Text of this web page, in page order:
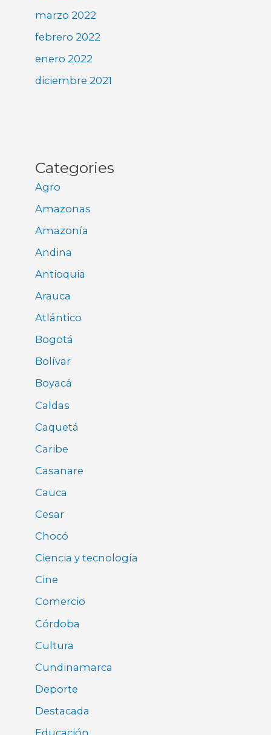
marzo 2022
febrero 2022
enero 2022
diciembre 2021
Categories
Agro
Amazonas
Amazonía
Andina
Antioquia
Arauca
Atlántico
Bogotá
Bolívar
Boyacá
Caldas
Caquetá
Caribe
Casanare
Cauca
Cesar
Chocó
Ciencia y tecnología
Cine
Comercio
Córdoba
Cultura
Cundinamarca
Deporte
Destacada
Educación